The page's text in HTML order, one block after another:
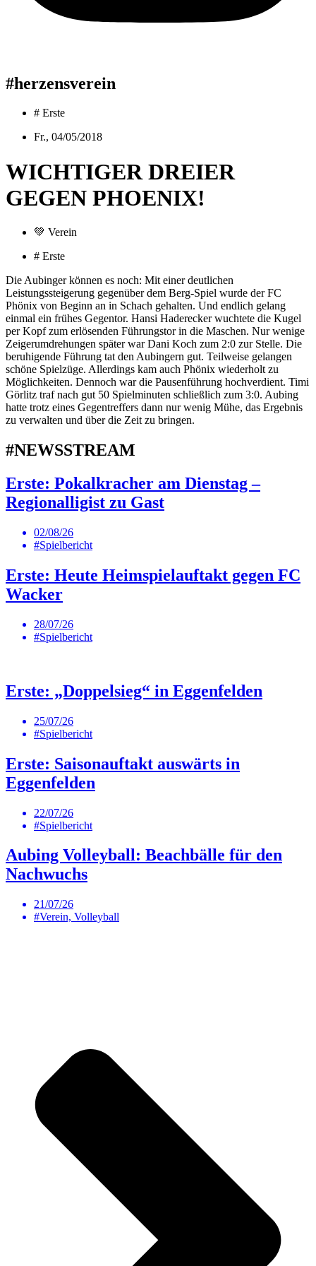
#herzensverein
# Erste
Fr., 04/05/2018
WICHTIGER DREIER
GEGEN PHOENIX!
💚 Verein
# Erste
Die Aubinger können es noch: Mit einer deutlichen
Leistungssteigerung gegenüber dem Berg-Spiel wurde der FC
Phönix von Beginn an in Schach gehalten. Und endlich gelang
einmal ein frühes Gegentor. Hansi Haderecker wuchtete die Kugel
per Kopf zum erlösenden Führungstor in die Maschen. Nur wenige
Zeigerumdrehungen später war Dani Koch zum 2:0 zur Stelle. Die
beruhigende Führung tat den Aubingern gut. Teilweise gelangen
schöne Spielzüge. Allerdings kam auch Phönix wiederholt zu
Möglichkeiten. Dennoch war die Pausenführung hochverdient. Timi
Görlitz traf nach gut 50 Spielminuten schließlich zum 3:0. Aubing
hatte trotz eines Gegentreffers dann nur wenig Mühe, das Ergebnis
zu verwalten und über die Zeit zu bringen.
#NEWSSTREAM
Erste: Pokalkracher am Dienstag –
Regionalligist zu Gast
02/08/26
#Spielbericht
Erste: Heute Heimspielauftakt gegen FC
Wacker
28/07/26
#Spielbericht
Erste: „Doppelsieg“ in Eggenfelden
25/07/26
#Spielbericht
Erste: Saisonauftakt auswärts in
Eggenfelden
22/07/26
#Spielbericht
Aubing Volleyball: Beachbälle für den
Nachwuchs
21/07/26
#Verein, Volleyball